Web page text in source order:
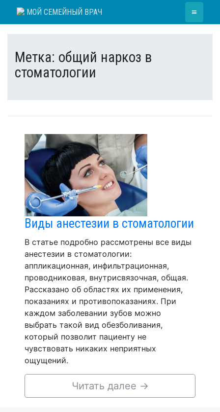
МОЙ СЕМЕЙНЫЙ ВРАЧ ≡
Метка: общий наркоз в
стоматологии
Виды анестезии в стоматологии
В статье подробно рассмотрены все виды
анестезии в стоматологии:
аппликационная, инфильтрационная,
проводниковая, внутрисвязочная, общая.
Рассказано об областях их применения,
показаниях и противопоказаниях. При
каждом заболевании зубов можно
выбрать такой вид обезболивания,
который позволит пациенту не
чувствовать никаких неприятных
ощущений.
Читать далее →